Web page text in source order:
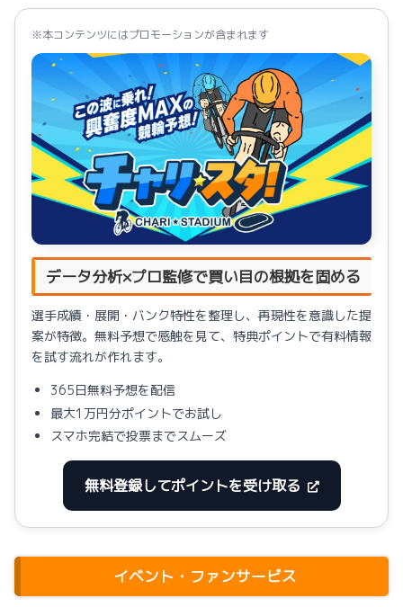
※本コンテンツにはプロモーションが含まれます
データ分析×プロ監修で買い目の根拠を固める
選手成績・展開・バンク特性を整理し、再現性を意識した提
案が特徴。無料予想で感触を見て、特典ポイントで有料情報
を試す流れが作れます。
365日無料予想を配信
最大1万円分ポイントでお試し
スマホ完結で投票までスムーズ
無料登録してポイントを受け取る
イベント・ファンサービス